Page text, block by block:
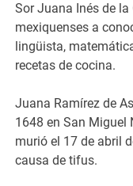
Sor Juana Inés de
mexiquenses a
lingüista,
recetas de cocina.
Juana Ramírez de
1648 en San Miguel
murió el 17 de abril
causa de tifus.